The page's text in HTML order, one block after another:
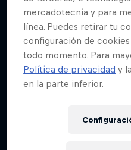
mercadotecnia y para
línea. Puedes retirar tu
configuración de
todo momento. Para
Política de privacidad y
en la parte inferior.